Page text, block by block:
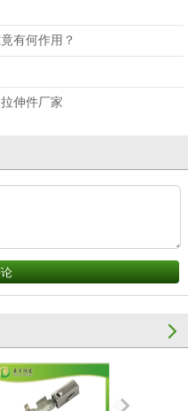
有何作用？
伸件厂家